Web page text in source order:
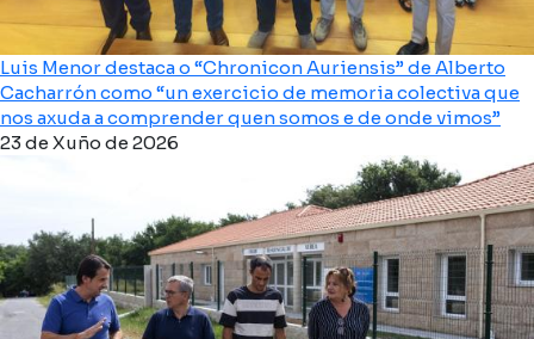
Luis Menor destaca o “Chronicon Auriensis” de Alberto
Cacharrón como “un exercicio de memoria colectiva que
nos axuda a comprender quen somos e de onde vimos”
23 de Xuño de 2026